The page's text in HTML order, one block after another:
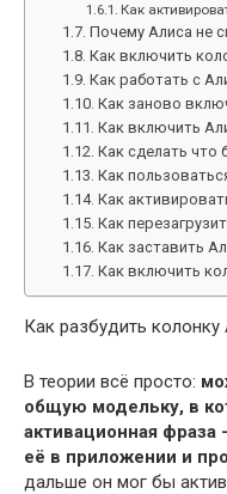
Как
Почему Алиса не
Как включить
Как работать с
Как заново
Как включить
Как сделать что
Как
Как
Как
Как заставить
Как включить
Как разбудить колонку
В теории всё просто:
общую модельку, в
активационная
её в приложении и
дальше он мог бы